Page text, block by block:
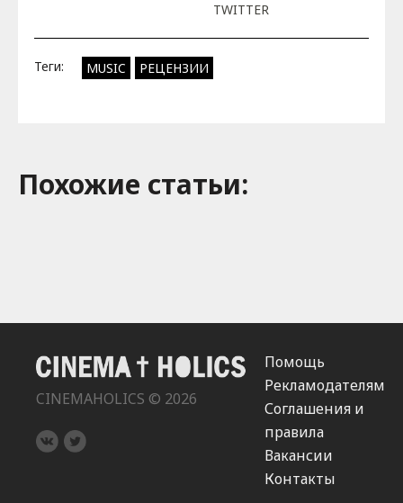
TWITTER
Теги: MUSIC РЕЦЕНЗИИ
Похожие cтатьи:
CINEMAHOLICS © 2026
Помощь
Рекламодателям
Соглашения и
правила
Вакансии
Контакты